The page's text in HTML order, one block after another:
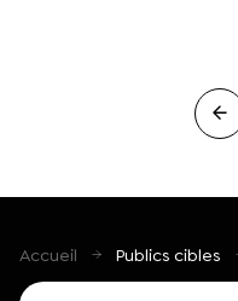
Accueil Publics cibles